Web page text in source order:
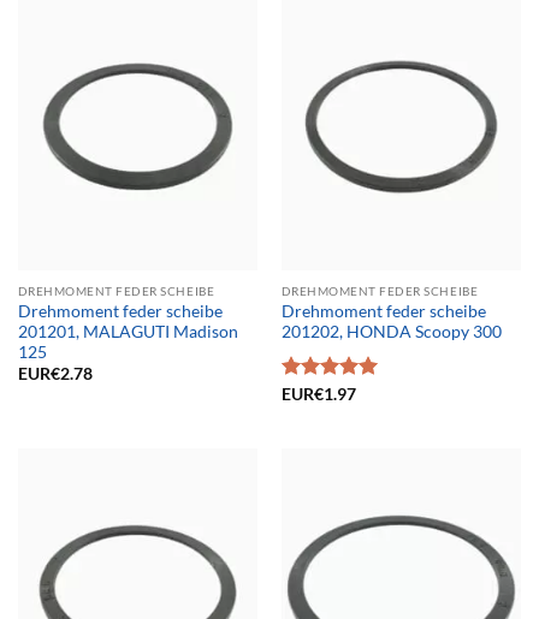
DREHMOMENT FEDER SCHEIBE
Drehmoment feder scheibe
201201, MALAGUTI Madison
125
EUR€2.78
DREHMOMENT FEDER SCHEIBE
Drehmoment feder scheibe
201202, HONDA Scoopy 300
Bewertet
EUR€1.97